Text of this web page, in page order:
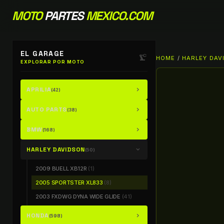
MOTOPARTESMEXICO.COM
EL GARAGE
EXPLORAR POR MOTO precision_manufacturing
APRILIA(42) chevron_right
AUTO PARTS(38) chevron_right
BMW(168) chevron_right
HARLEY DAVIDSON(50) chevron_right
2009 BUELL XB12R (1)
2005 SPORTSTER XL833 (8)
2003 FXDWG DYNA WIDE GLIDE (41)
HONDA(598) chevron_right
HOME / HARLEY